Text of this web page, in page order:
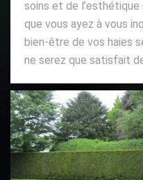
soins et de
que vous ayez à vous
bien-être de vos haies
ne serez que satisfait